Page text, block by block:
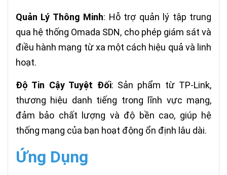
Quản Lý Thông Minh: Hỗ trợ quản lý tập trung
qua hệ thống Omada SDN, cho phép giám sát và
điều hành mạng từ xa một cách hiệu quả và linh
hoạt.
Độ Tin Cậy Tuyệt Đối: Sản phẩm từ TP-Link,
thương hiệu danh tiếng trong lĩnh vực mạng,
đảm bảo chất lượng và độ bền cao, giúp hệ
thống mạng của bạn hoạt động ổn định lâu dài.
Ứng Dụng